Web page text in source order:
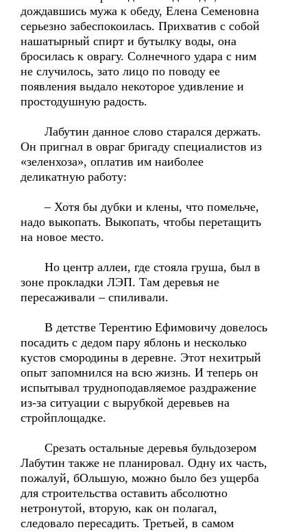
дождавшись мужа к обеду, Елена Семеновна
серьезно забеспокоилась. Прихватив с собой
нашатырный спирт и бутылку воды, она
бросилась к оврагу. Солнечного удара с ним
не случилось, зато лицо по поводу ее
появления выдало некоторое удивление и
простодушную радость.
Лабутин данное слово старался держать.
Он пригнал в овраг бригаду специалистов из
«зеленхоза», оплатив им наиболее
деликатную работу:
– Хотя бы дубки и клены, что помельче,
надо выкопать. Выкопать, чтобы перетащить
на новое место.
Но центр аллеи, где стояла груша, был в
зоне прокладки ЛЭП. Там деревья не
пересаживали – спиливали.
В детстве Терентию Ефимовичу довелось
посадить с дедом пару яблонь и несколько
кустов смородины в деревне. Этот нехитрый
опыт запомнился на всю жизнь. И теперь он
испытывал трудноподавляемое раздражение
из-за ситуации с вырубкой деревьев на
стройплощадке.
Срезать остальные деревья бульдозером
Лабутин также не планировал. Одну их часть,
пожалуй, бОльшую, можно было без ущерба
для строительства оставить абсолютно
нетронутой, вторую, как он полагал,
следовало пересадить. Третьей, в самом